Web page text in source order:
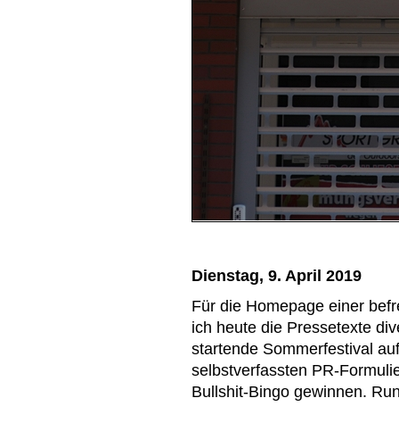
Dienstag, 9. April 2019
Für die Homepage einer
ich heute die Pressetexte
startende Sommerfestival
selbstverfassten PR-
Bullshit-Bingo gewinnen.